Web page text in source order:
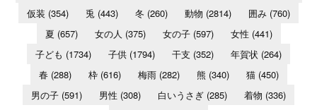
仮装 (354) 兎 (443) 冬 (260) 動物 (2814) 囲み (760)
夏 (657) 女の人 (375) 女の子(597) 女性 (441)
子ども (1734) 子供 (1794) 干支 (352) 年賀状 (264)
春(288) 枠(616) 梅雨(282) 熊 (340) 猫(450)
男の子 (591) 男性 (308) 白いうさぎ (285) 着物 (336)